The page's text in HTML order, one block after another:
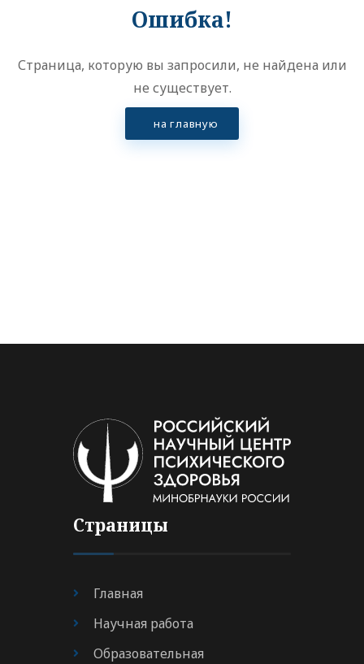
Ошибка!
Страница, которую вы запросили, не найдена или
не существует.
на главную
Страницы
Главная
Научная работа
Образовательная